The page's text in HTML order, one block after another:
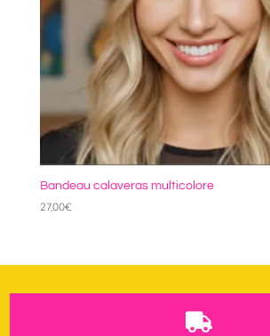
Bandeau calaveras multicolore
27,00€
